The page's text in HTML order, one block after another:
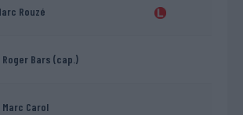
Rouzé
Bars (cap.)
Carol